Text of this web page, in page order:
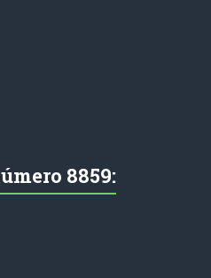
8859: